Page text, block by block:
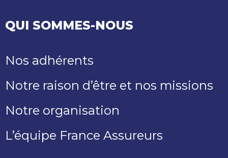
QUI SOMMES-NOUS
Nos adhérents
Notre raison d’être et nos missions
Notre organisation
L’équipe France Assureurs